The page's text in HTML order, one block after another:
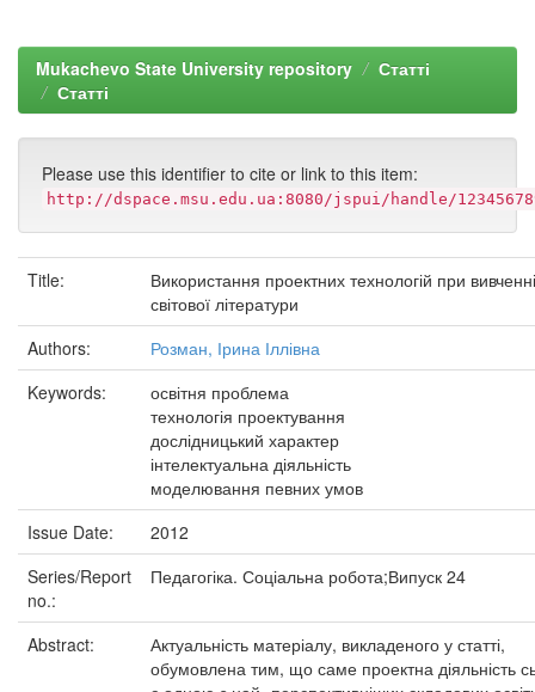
Mukachevo State University repository
Статті
Статті
Please use this identifier to cite or link to this item:
http://dspace.msu.edu.ua:8080/jspui/handle/
Title:
Використання проектних технологій при вивченні
світової літератури
Authors:
Розман, Ірина Іллівна
Keywords:
освітня проблема
технологія проектування
дослідницький характер
інтелектуальна діяльність
моделювання певних умов
Issue Date:
2012
Series/Report
no.:
Педагогіка. Соціальна робота;Випуск 24
Abstract:
Актуальність матеріалу, викладеного у статті,
обумовлена тим, що саме проектна діяльність